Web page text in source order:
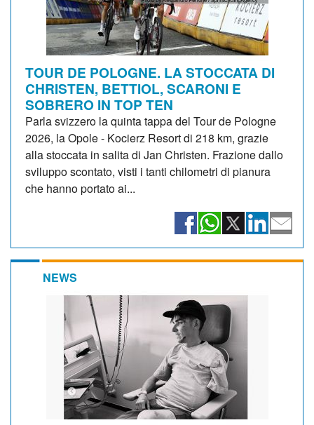
TOUR DE POLOGNE. LA STOCCATA DI
CHRISTEN, BETTIOL, SCARONI E
SOBRERO IN TOP TEN
Parla svizzero la quinta tappa del Tour de Pologne
2026, la Opole - Kocierz Resort di 218 km, grazie
alla stoccata in salita di Jan Christen. Frazione dallo
sviluppo scontato, visti i tanti chilometri di pianura
che hanno portato ai...
NEWS